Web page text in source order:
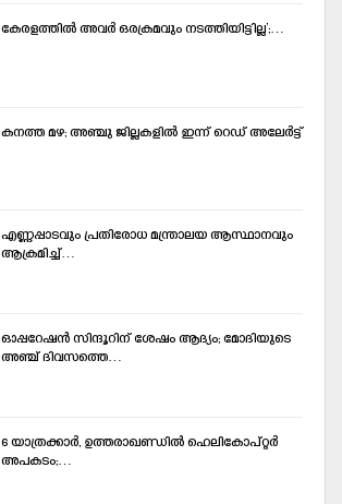
കേരളത്തില്‍ അവര്‍ ഒരക്രമവും നടത്തിയിട്ടില്ല’;…
കനത്ത മഴ; അഞ്ചു ജില്ലകളില്‍ ഇന്ന്‌ റെഡ്‌ അലേര്‍ട്ട്‌
എണ്ണപ്പാടവും പ്രതിരോധ മന്ത്രാലയ ആസ്ഥാനവും
ആക്രമിച്ച്‌…
ഓപ്പറേഷന്‍ സിന്ദൂറിന് ശേഷം ആദ്യം; മോദിയുടെ
അഞ്ച് ദിവസത്തെ…
6 യാത്രക്കാര്‍, ഉത്തരാഖണ്ഡില്‍ ഹെലികോപ്റ്റര്‍
അപകടം;…